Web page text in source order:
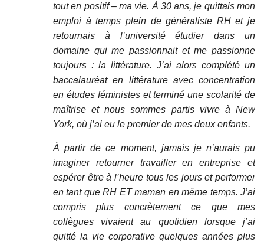
tout en positif – ma vie. À 30 ans, je quittais mon
emploi à temps plein de généraliste RH et je
retournais à l’université étudier dans un
domaine qui me passionnait et me passionne
toujours : la littérature. J’ai alors complété un
baccalauréat en littérature avec concentration
en études féministes et terminé une scolarité de
maîtrise et nous sommes partis vivre à New
York, où j’ai eu le premier de mes deux enfants.
À partir de ce moment, jamais je n’aurais pu
imaginer retourner travailler en entreprise et
espérer être à l’heure tous les jours et performer
en tant que RH ET maman en même temps. J’ai
compris plus concrètement ce que mes
collègues vivaient au quotidien lorsque j’ai
quitté la vie corporative quelques années plus